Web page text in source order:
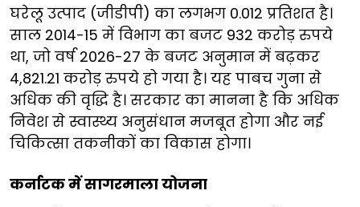
घरेलू उत्पाद (जीडीपी) का लगभग 0.012 प्रतिशत है।
साल 2014-15 में विभाग का बजट 932 करोड़ रुपये
था, जो वर्ष 2026-27 के बजट अनुमान में बढ़कर
4,821.21 करोड़ रुपये हो गया है। यह पाबच गुना से
अधिक की वृद्धि है। सरकार का मानना है कि अधिक
निवेश से स्वास्थ्य अनुसंधान मजबूत होगा और नई
चिकित्सा तकनीकों का विकास होगा।
कर्नाटक में सागरमाला योजना